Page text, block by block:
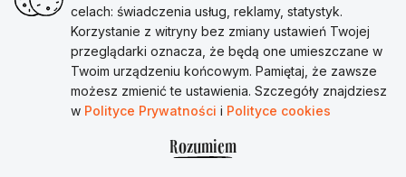
celach: świadczenia usług, reklamy, statystyk.
Korzystanie z witryny bez zmiany ustawień Twojej
przeglądarki oznacza, że będą one umieszczane w
Twoim urządzeniu końcowym. Pamiętaj, że zawsze
możesz zmienić te ustawienia. Szczegóły znajdziesz
w Polityce Prywatności i Polityce cookies
Rozumiem